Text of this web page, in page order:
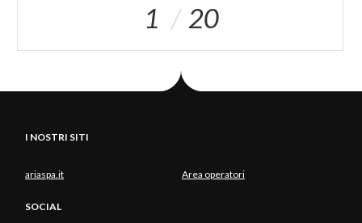
1 20
I NOSTRI SITI
ariaspa.it Area operatori
SOCIAL